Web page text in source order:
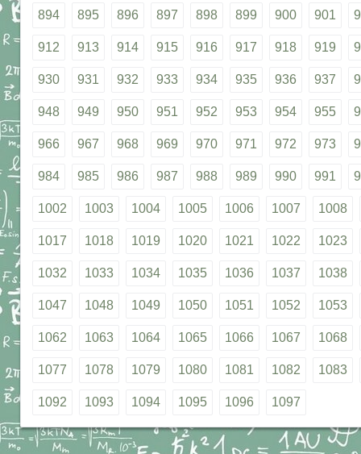
894 895 896 897 898 899 900 901
912 913 914 915 916 917 918 919
930 931 932 933 934 935 936 937
948 949 950 951 952 953 954 955
966 967 968 969 970 971 972 973
984 985 986 987 988 989 990 991
1002 1003 1004 1005 1006 1007 1008
1017 1018 1019 1020 1021 1022 1023
1032 1033 1034 1035 1036 1037 1038
1047 1048 1049 1050 1051 1052 1053
1062 1063 1064 1065 1066 1067 1068
1077 1078 1079 1080 1081 1082 1083
1092 1093 1094 1095 1096 1097